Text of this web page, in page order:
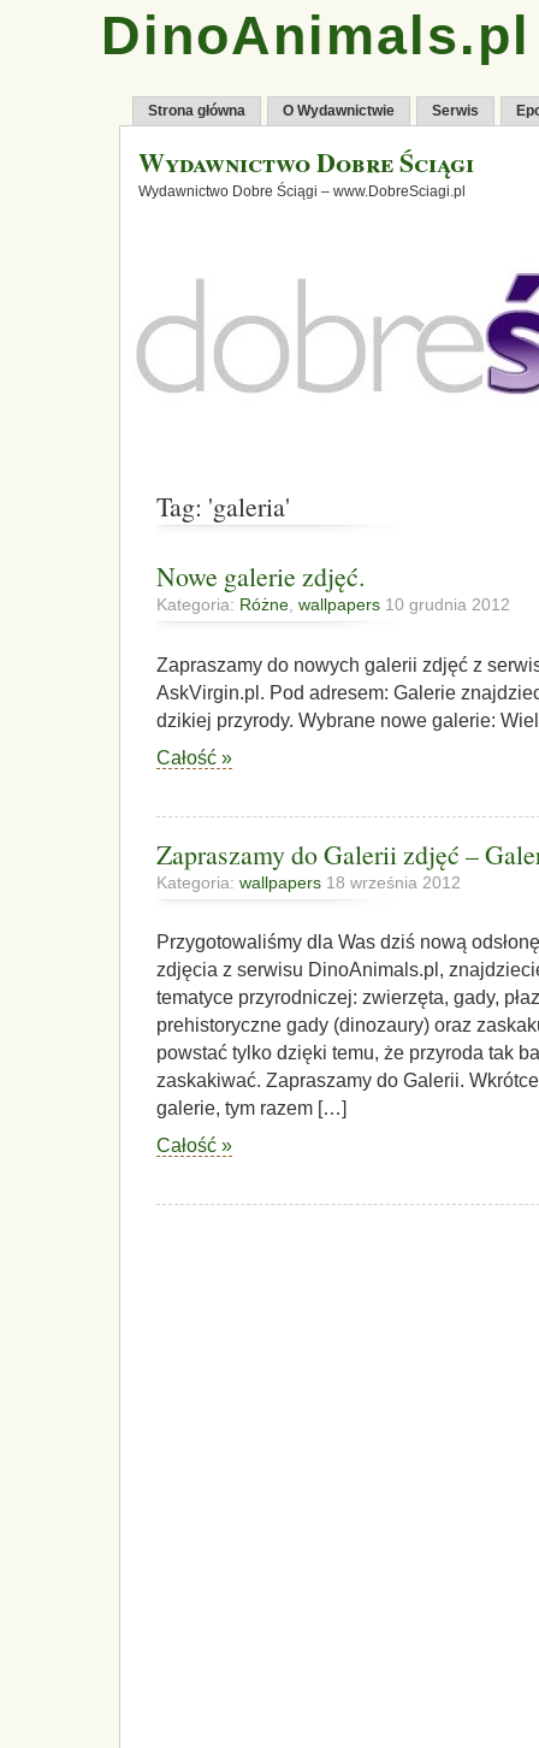
DinoAnimals.pl
Strona główna O Wydawnictwie Serwis
Wydawnictwo Dobre Ściągi
Wydawnictwo Dobre Ściągi – www.DobreSciagi.pl
Tag: 'galeria'
Nowe galerie zdjęć.
Kategoria: Różne, wallpapers 10 grudnia 2012
Zapraszamy do nowych galerii zdjęć z
AskVirgin.pl. Pod adresem: Galerie
dzikiej przyrody. Wybrane nowe galerie:
Całość »
Zapraszamy do Galerii zdjęć –
Kategoria: wallpapers 18 września 2012
Przygotowaliśmy dla Was dziś nową
zdjęcia z serwisu DinoAnimals.pl,
tematyce przyrodniczej: zwierzęta, gady,
prehistoryczne gady (dinozaury) oraz
powstać tylko dzięki temu, że przyroda tak
zaskakiwać. Zapraszamy do Galerii.
galerie, tym razem […]
Całość »